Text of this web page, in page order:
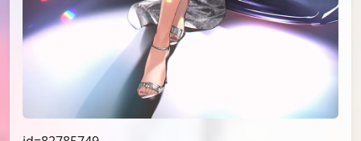
#19